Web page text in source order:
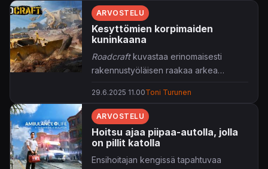
ARVOSTELU
Kesyttömien korpimaiden
kuninkaana
Roadcraftkuvastaa erinomaisesti
rakennustyöläisen raakaa arkea
29.6.2025 11.00Toni Turunen
ARVOSTELU
Hoitsu ajaa piipaa-autolla, jolla
on pillit katolla
Ensihoitajan kengissä tapahtuvaa